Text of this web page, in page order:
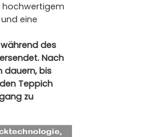
hochwertigem
eine
des
Nach
dauern, bis
Teppich
zu